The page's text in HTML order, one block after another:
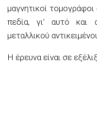
μαγνητικοί
πεδία, γι’ αυτό και
μεταλλικού
Η έρευνα είναι σε